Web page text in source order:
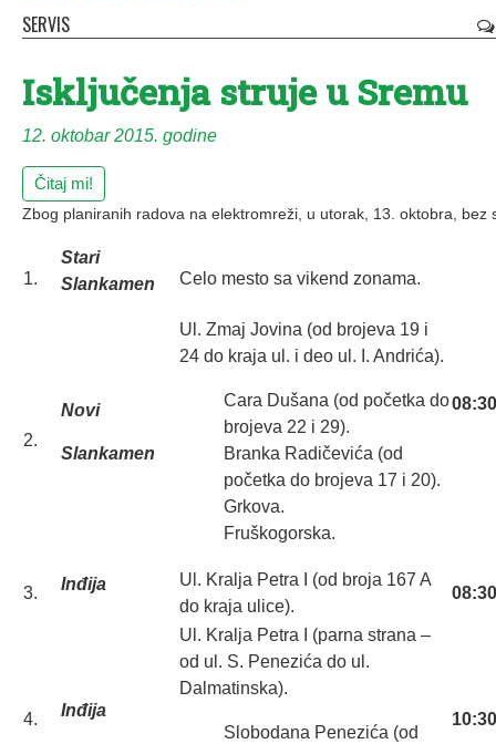
SERVIS
Isključenja struje u Sremu
12. oktobar 2015. godine
Čitaj mi!
Zbog planiranih radova na elektromreži, u utorak, 13. oktobra, bez
1.
Stari
Slankamen
Celo mesto sa vikend zonama.
2.
Novi
Slankamen
Ul. Zmaj Jovina (od brojeva 19 i
24 do kraja ul. i deo ul. I. Andrića).
Cara Dušana (od početka do
brojeva 22 i 29).
Branka Radičevića (od
početka do brojeva 17 i 20).
Grkova.
Fruškogorska.
3. Inđija
Ul. Kralja Petra I (od broja 167 A
do kraja ulice).
4. Inđija
Ul. Kralja Petra I (parna strana –
od ul. S. Penezića do ul.
Dalmatinska).
Slobodana Penezića (od